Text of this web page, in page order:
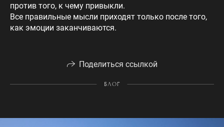
против того, к чему привыкли.
Все правильные мысли приходят только после того,
как эмоции заканчиваются.
Поделиться ссылкой
БЛОГ